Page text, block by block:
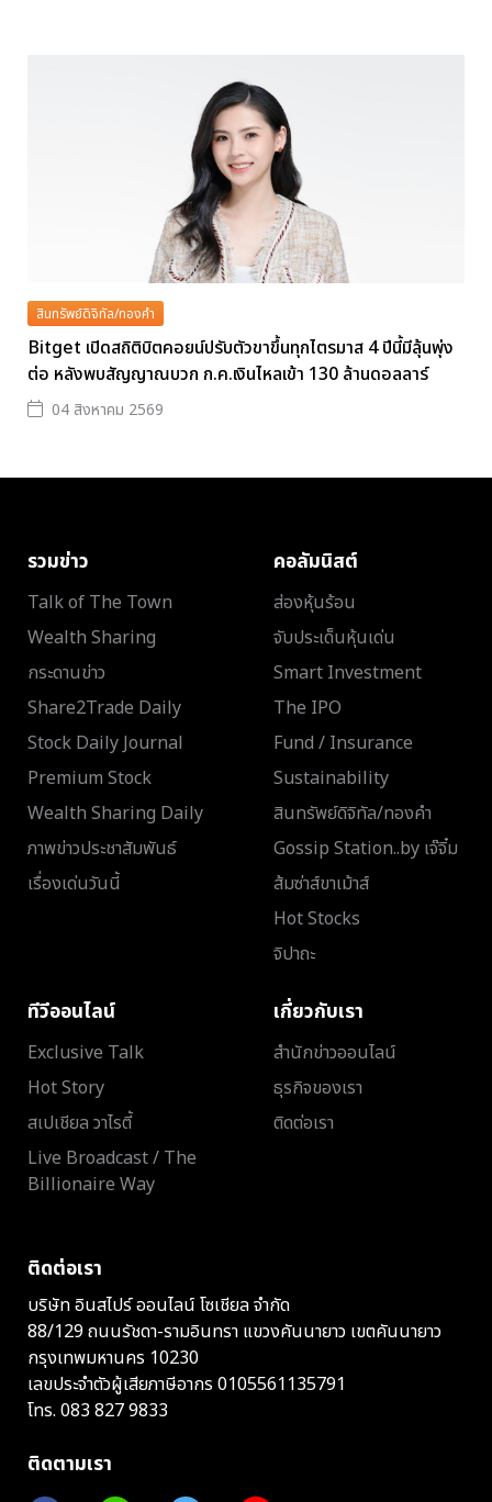
สินทรัพย์ดิจิทัล/ทองคำ
Bitget เปิดสถิติบิตคอยน์ปรับตัวขาขึ้นทุกไตรมาส 4 ปีนี้มีลุ้นพุ่ง
ต่อ หลังพบสัญญาณบวก ก.ค.เงินไหลเข้า 130 ล้านดอลลาร์
04 สิงหาคม 2569
รวมข่าว
Talk of The Town
Wealth Sharing
กระดานข่าว
Share2Trade Daily
Stock Daily Journal
Premium Stock
Wealth Sharing Daily
ภาพข่าวประชาสัมพันธ์
เรื่องเด่นวันนี้
คอลัมนิสต์
ส่องหุ้นร้อน
จับประเด็นหุ้นเด่น
Smart Investment
The IPO
Fund / Insurance
Sustainability
สินทรัพย์ดิจิทัล/ทองคำ
Gossip Station..by เจ๊จิ๋ม
ส้มซ่าส์ขาเม้าส์
Hot Stocks
จิปาถะ
ทีวีออนไลน์
Exclusive Talk
Hot Story
สเปเชียล วาไรตี้
Live Broadcast / The
Billionaire Way
เกี่ยวกับเรา
สำนักข่าวออนไลน์
ธุรกิจของเรา
ติดต่อเรา
ติดต่อเรา
บริษัท อินสไปร์ ออนไลน์ โซเชียล จำกัด
88/129 ถนนรัชดา-รามอินทรา แขวงคันนายาว เขตคันนายาว
กรุงเทพมหานคร 10230
เลขประจำตัวผู้เสียภาษีอากร 0105561135791
โทร. 083 827 9833
ติดตามเรา